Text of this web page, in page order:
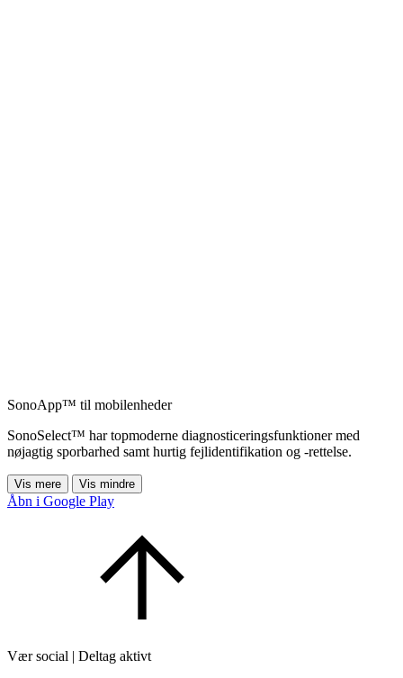
SonoApp™ til mobilenheder
SonoSelect™ har topmoderne diagnosticeringsfunktioner med
nøjagtig sporbarhed samt hurtig fejlidentifikation og -rettelse.
Vis mere Vis mindre
Åbn i Google Play
Vær social | Deltag aktivt